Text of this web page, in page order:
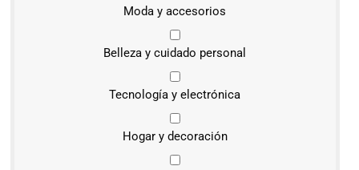
Moda y accesorios
Belleza y cuidado personal
Tecnología y electrónica
Hogar y decoración